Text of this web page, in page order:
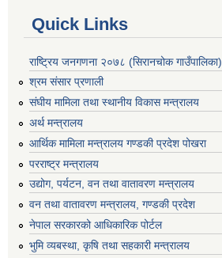
Quick Links
राष्ट्रिय जनगणना २०७८ (सिरानचोक गाउँपालिका)
श्रम संसार प्रणाली
संघीय मामिला तथा स्थानीय विकास मन्त्रालय
अर्थ मन्त्रालय
आर्थिक मामिला मन्त्रालय गण्डकी प्रदेश पोखरा
परराष्ट्र मन्त्रालय
उद्योग, पर्यटन, वन तथा वातावरण मन्त्रालय
वन तथा वातावरण मन्त्रालय, गण्डकी प्रदेश
नेपाल सरकारको आधिकारिक पोर्टल
भुमि व्यबस्था, कृषि तथा सहकारी मन्त्रालय